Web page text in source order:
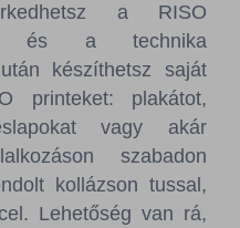
a RISO
és a technika
készíthetsz saját
printeket: plakátot,
vagy akár
szabadon
kollázson tussal,
Lehetőség van rá,